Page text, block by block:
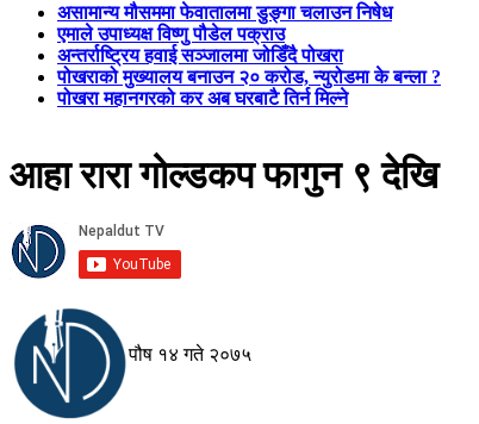
असामान्य मौसममा फेवातालमा डुङ्गा चलाउन निषेध
एमाले उपाध्यक्ष विष्णु पौडेल पक्राउ
अन्तर्राष्ट्रिय हवाई सञ्जालमा जोडिँदै पोखरा
पोखराको मुख्यालय बनाउन २० करोड, न्युरोडमा के बन्ला ?
पोखरा महानगरको कर अब घरबाटै तिर्न मिल्ने
आहा रारा गोल्डकप फागुन ९ देखि
पौष १४ गते २०७५